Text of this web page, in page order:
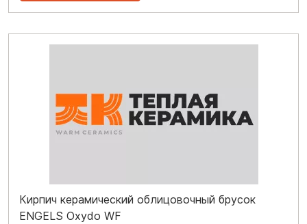
Кирпич керамический облицовочный брусок
ENGELS Oxydo WF